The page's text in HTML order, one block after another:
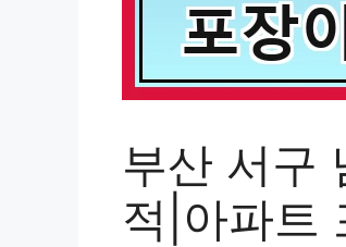
부산 서구
적|아파트